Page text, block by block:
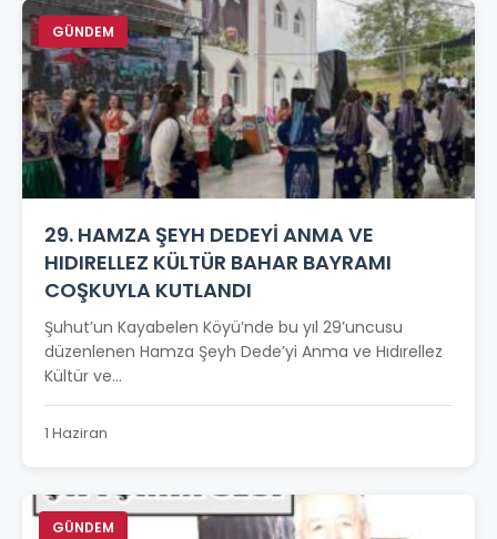
GÜNDEM
29. HAMZA ŞEYH DEDEYİ ANMA VE
HIDIRELLEZ KÜLTÜR BAHAR BAYRAMI
COŞKUYLA KUTLANDI
Şuhut’un Kayabelen Köyü’nde bu yıl 29’uncusu
düzenlenen Hamza Şeyh Dede’yi Anma ve Hıdırellez
Kültür ve...
1 Haziran
GÜNDEM